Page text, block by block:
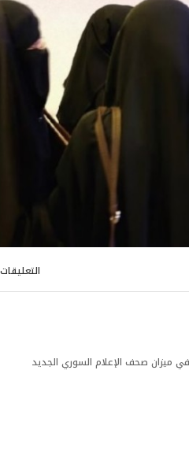
التعليقات
في ميزان صحف الإعلام السوري الجديد